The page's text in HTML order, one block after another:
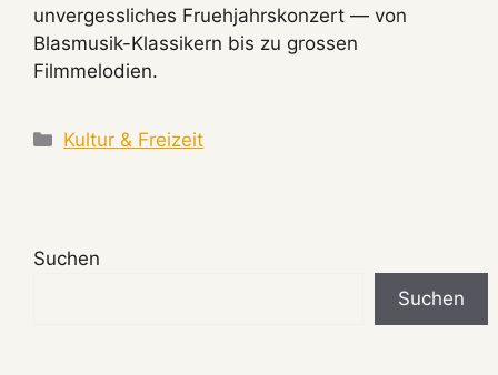
unvergessliches Fruehjahrskonzert — von
Blasmusik-Klassikern bis zu grossen
Filmmelodien.
Kategorien
Kultur & Freizeit
Suchen
Suchen